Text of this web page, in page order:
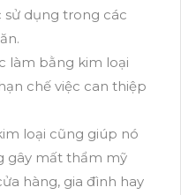
sử dụng trong các
làm bằng kim loại
chế việc can thiệp
loại cũng giúp nó
gây mất thẩm mỹ
hàng, gia đình hay